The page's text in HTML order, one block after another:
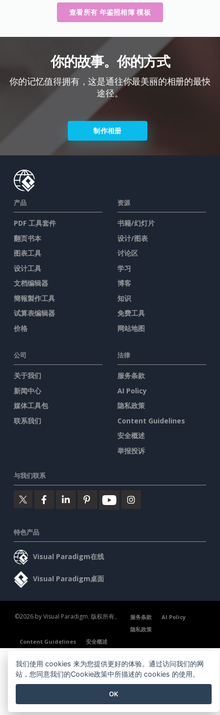
查看所有 年鉴照相簿 模板
你的故事。你的方式
你的记忆值得拥有，这是通往你最美丽的相册的最快
途径。
制作相册
产品
PDF 工具套件
翻页书本
图表工具
设计工具
文档编辑器
簡報製作工具
试算表编辑器
价格
资源
书籍/幻灯片
设计/图表
讨论区
学习
博客
知识
免费工具
网站地图
公司
关于我们
新闻中心
媒体工具包
联系我们
法律
服务条款
AI Policy
隐私政策
Content Guidelines
安全概述
举报投诉
与我们联系
特色产品
Visual Paradigm在线
Visual Paradigm桌面
©2026 by Visual Paradigm. 版权所有。 服务条款
AI Policy
隐私政策
Content Guidelines
安全概述
我们使用 cookies 来为您提供更好的体验。通过访问我们的网
站，您同意我们的Cookie政策中所描述的 cookies 的使用。
OK